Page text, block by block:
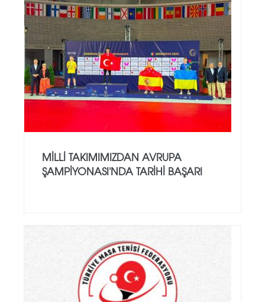
MILLI TAKIMIMIZDAN AVRUPA
ŞAMPIYONASI'NDA TARIHI BAŞARI